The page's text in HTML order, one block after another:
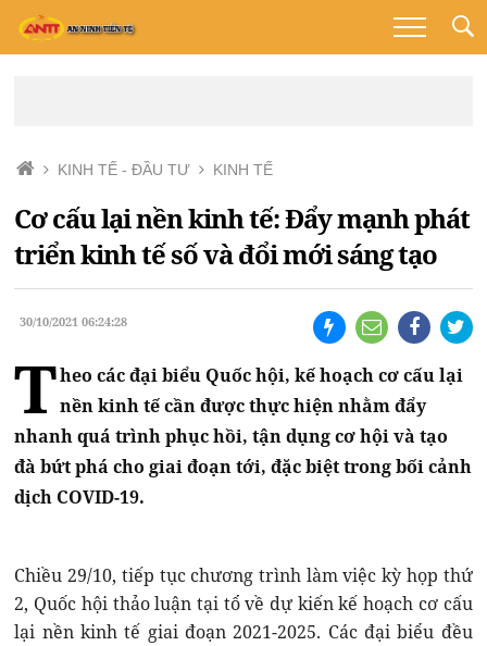
KINH TẾ - ĐẦU TƯ KINH TẾ
Cơ cấu lại nền kinh tế: Đẩy mạnh phát
triển kinh tế số và đổi mới sáng tạo
30/10/2021 06:24:28
Theo các đại biểu Quốc hội, kế hoạch cơ cấu lại
nền kinh tế cần được thực hiện nhằm đẩy
nhanh quá trình phục hồi, tận dụng cơ hội và tạo
đà bứt phá cho giai đoạn tới, đặc biệt trong bối cảnh
dịch COVID-19.
Chiều 29/10, tiếp tục chương trình làm việc kỳ họp thứ
2, Quốc hội thảo luận tại tổ về dự kiến kế hoạch cơ cấu
lại nền kinh tế giai đoạn 2021-2025. Các đại biểu đều